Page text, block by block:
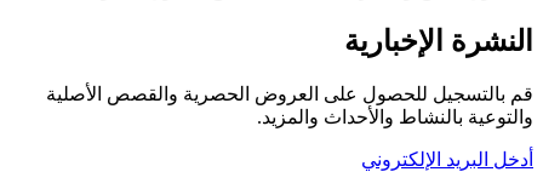
النشرة الإخبارية
قم بالتسجيل للحصول على العروض الحصرية والقصص الأصلية
والتوعية بالنشاط والأحداث والمزيد.
أدخل البريد الإلكتروني